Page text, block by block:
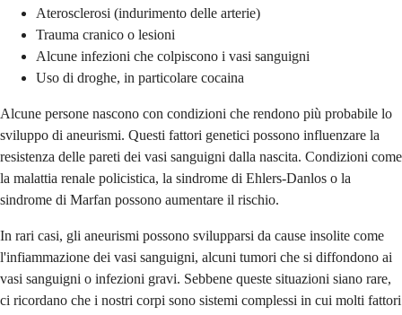
Aterosclerosi (indurimento delle arterie)
Trauma cranico o lesioni
Alcune infezioni che colpiscono i vasi sanguigni
Uso di droghe, in particolare cocaina
Alcune persone nascono con condizioni che rendono più probabile lo
sviluppo di aneurismi. Questi fattori genetici possono influenzare la
resistenza delle pareti dei vasi sanguigni dalla nascita. Condizioni come
la malattia renale policistica, la sindrome di Ehlers-Danlos o la
sindrome di Marfan possono aumentare il rischio.
In rari casi, gli aneurismi possono svilupparsi da cause insolite come
l'infiammazione dei vasi sanguigni, alcuni tumori che si diffondono ai
vasi sanguigni o infezioni gravi. Sebbene queste situazioni siano rare,
ci ricordano che i nostri corpi sono sistemi complessi in cui molti fattori